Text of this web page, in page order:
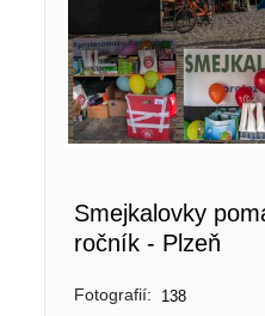
Smejkalovky
ročník - Plzeň
Fotografií: 138